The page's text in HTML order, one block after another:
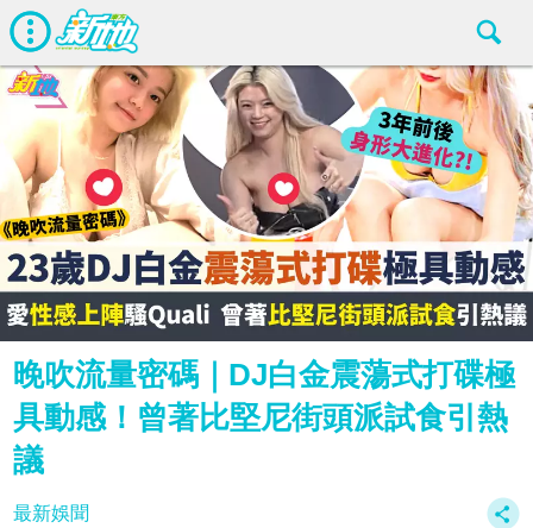
晚吹流量密碼｜DJ白金震蕩式打碟極
具動感！曾著比堅尼街頭派試食引熱
議
最新娛聞